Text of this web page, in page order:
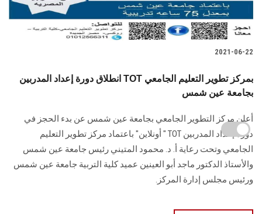
2021-06-22
انطلاق دورة إعداد المدربين TOT بمركز تطوير التعليم الجامعي
بجامعة عين شمس
أعلن مركز التطوير الجامعي بجامعة عين شمس عن بدء الحجز في
دورة إعداد المدربين TOT " أونلاين" باعتماد مركز تطوير التعليم
الجامعي وتحت رعاية أ. د. محمود المتيني رئيس جامعة عين شمس
والأستاذ الدكتور ماجد أبو العينين عميد كلية التربية جامعة عين شمس
ورئيس مجلس إدارة المركز.